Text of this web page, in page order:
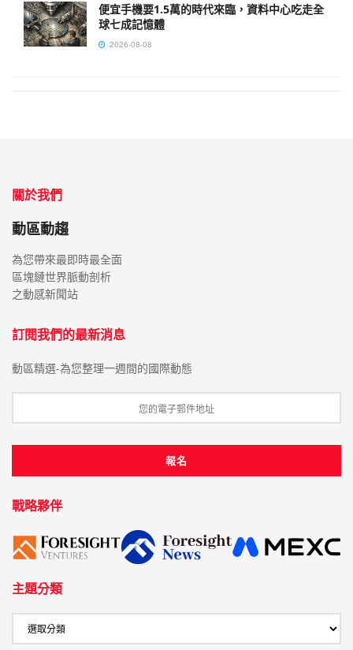
便宜手機要1.5萬的時代來臨，資料中心吃走全
球七成記憶體
2026-08-08
關於我們
動區動趨
為您帶來最即時最全面
區塊鏈世界脈動剖析
之動感新聞站
訂閱我們的最新消息
動區精選-為您整理一週間的國際動態
戰略夥伴
主題分類